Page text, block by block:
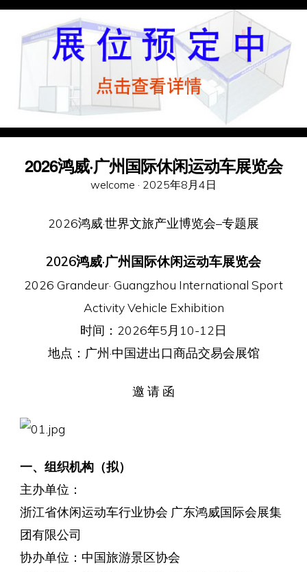
2026鸿威·广州国际休闲运动车展览会
welcome · Posted
2025年8月4日
2026鸿威·世界文旅产业博览会–专题展
2026鸿威·广州国际休闲运动车展览会
2026 Grandeur· Guangzhou International Sport
Activity Vehicle Exhibition
时间：2026年5月10-12日
地点：广州·中国进出口商品交易会展馆
邀 请 函
一、组织机构（拟）
主办单位：
浙江省休闲运动车行业协会 广东鸿威国际会展集
团有限公司
协办单位：中国旅游景区协会